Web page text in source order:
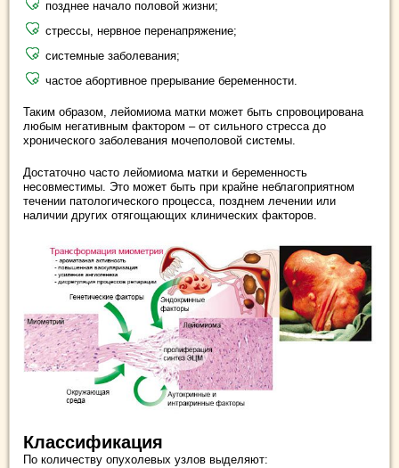
позднее начало половой жизни;
стрессы, нервное перенапряжение;
системные заболевания;
частое абортивное прерывание беременности.
Таким образом, лейомиома матки может быть спровоцирована
любым негативным фактором – от сильного стресса до
хронического заболевания мочеполовой системы.
Достаточно часто лейомиома матки и беременность
несовместимы. Это может быть при крайне неблагоприятном
течении патологического процесса, позднем лечении или
наличии других отягощающих клинических факторов.
Классификация
По количеству опухолевых узлов выделяют: